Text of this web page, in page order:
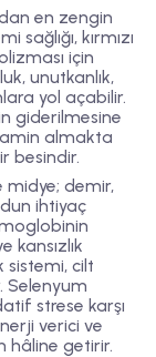
en zengin
sağlığı, kırmızı
için
unutkanlık,
yol açabilir.
giderilmesine
almakta
besindir.
midye; demir,
ihtiyaç
kansızlık
sistemi, cilt
Selenyum
strese karşı
verici ve
hâline getirir.